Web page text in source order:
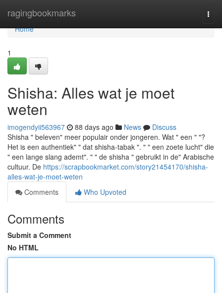
ragingbookmarks
Home
Home
1
Shisha: Alles wat je moet
weten
imogendyii563967 88 days ago News
Discuss
Shisha " beleven" meer populair onder jongeren. Wat " een " "?
Het is een authentiek" " dat shisha-tabak ". " " een zoete lucht" die
" een lange slang ademt". " " de shisha " gebruikt in de" Arabische
cultuur. De https://scrapbookmarket.com/story21454170/shisha-
alles-wat-je-moet-weten
Comments
Who Upvoted
Comments
Submit a Comment
No HTML